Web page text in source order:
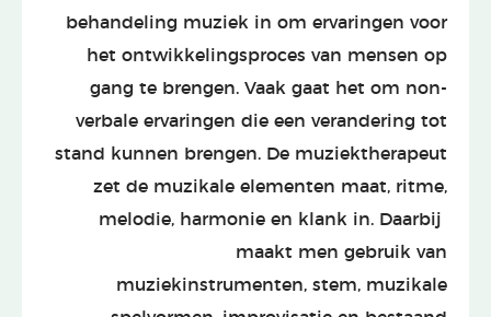
behandeling muziek in om ervaringen voor
het ontwikkelingsproces van mensen op
gang te brengen. Vaak gaat het om non-
verbale ervaringen die een verandering tot
stand kunnen brengen. De muziektherapeut
zet de muzikale elementen maat, ritme,
melodie, harmonie en klank in. Daarbij
maakt men gebruik van
muziekinstrumenten, stem, muzikale